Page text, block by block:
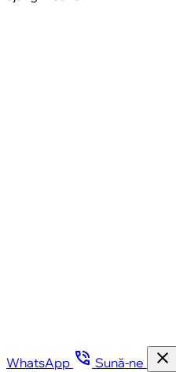
WhatsApp phone_in_talk Sună-ne
close